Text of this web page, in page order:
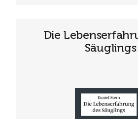
Die
Säuglings